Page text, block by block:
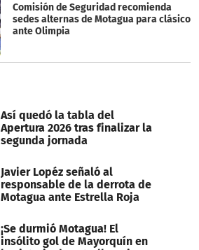
Comisión de Seguridad recomienda
sedes alternas de Motagua para clásico
ante Olimpia
Así quedó la tabla del
Apertura 2026 tras finalizar la
segunda jornada
Javier Lopéz señaló al
responsable de la derrota de
Motagua ante Estrella Roja
¡Se durmió Motagua! El
insólito gol de Mayorquín en